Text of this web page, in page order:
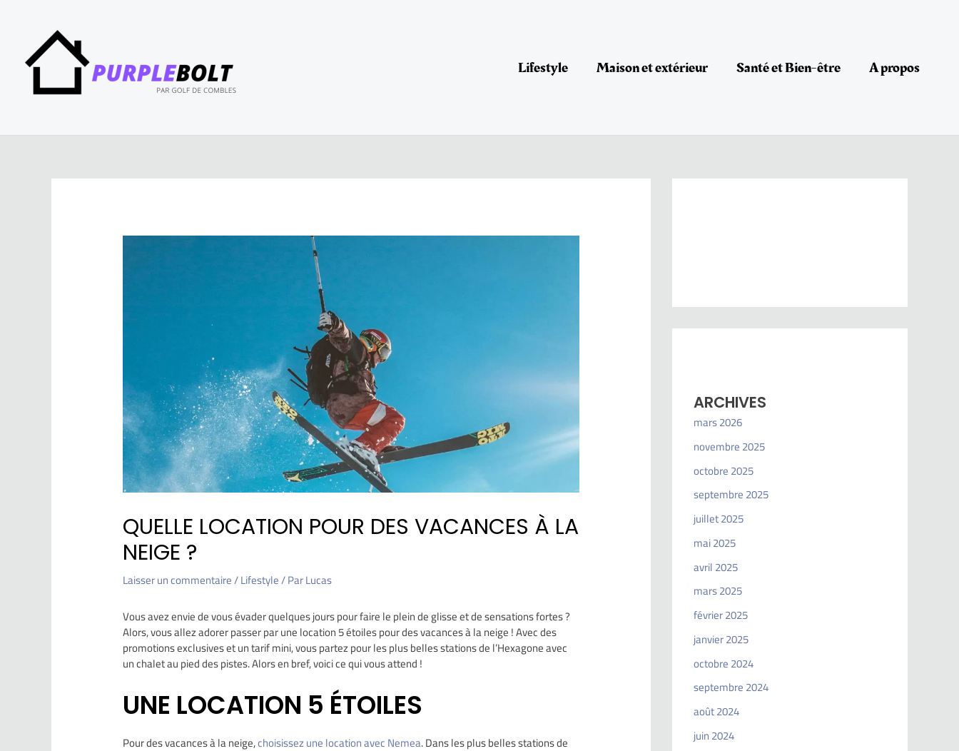
Lifestyle Maison et extérieur Santé et Bien-être A propos
QUELLE LOCATION POUR DES VACANCES À LA
NEIGE ?
Laisser un commentaire/Lifestyle/ ParLucas
Vous avez envie de vous évader quelques jours pour faire le plein de glisse et de sensations fortes ?
Alors, vous allez adorer passer par une location 5 étoiles pour des vacances à la neige ! Avec des
promotions exclusives et un tarif mini, vous partez pour les plus belles stations de l’Hexagone avec
un chalet au pied des pistes. Alors en bref, voici ce qui vous attend !
UNE LOCATION 5 ÉTOILES
Pour des vacances à la neige,choisissez une location avec Nemea. Dans les plus belles stations de
ARCHIVES
mars 2026
novembre 2025
octobre 2025
septembre 2025
juillet 2025
mai 2025
avril 2025
mars 2025
février 2025
janvier 2025
octobre 2024
septembre 2024
août 2024
juin 2024